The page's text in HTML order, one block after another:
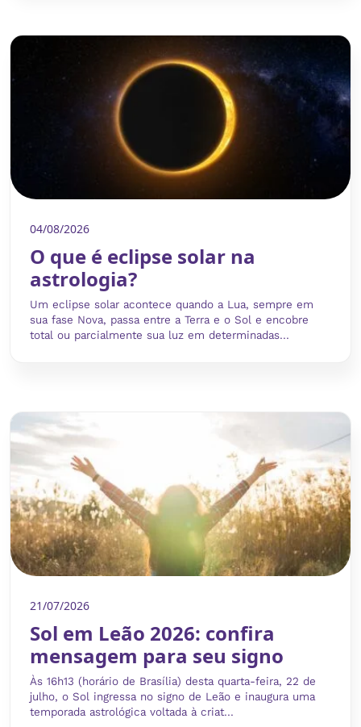
04/08/2026
O que é eclipse solar na
astrologia?
Um eclipse solar acontece quando a Lua, sempre em
sua fase Nova, passa entre a Terra e o Sol e encobre
total ou parcialmente sua luz em determinadas...
21/07/2026
Sol em Leão 2026: confira
mensagem para seu signo
Às 16h13 (horário de Brasília) desta quarta-feira, 22 de
julho, o Sol ingressa no signo de Leão e inaugura uma
temporada astrológica voltada à criat...